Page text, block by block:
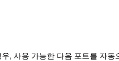
, 사용 가능한 다음 포트를 자동